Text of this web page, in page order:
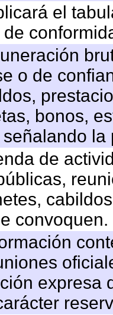
el
o de
bonos,
de
convoquen.
expresa